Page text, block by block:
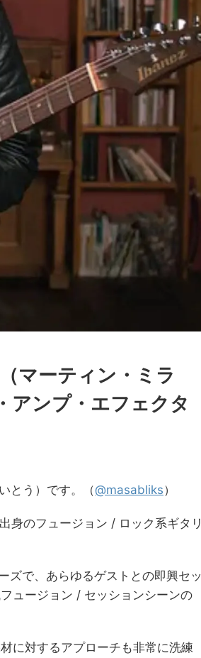
マーティン・ミラ
アンプ・エフェクタ
とう）です。（@masabliks）
身のフュージョン / ロック系ギタリ
で、あらゆるゲストとの即興セッ
ュージョン / セッションシーンの
に対するアプローチも非常に洗練